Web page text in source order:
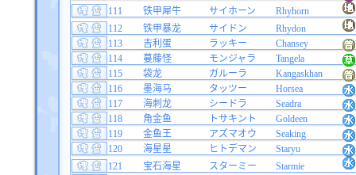
111
铁甲犀牛 サイホーン
Rhyhorn
112
铁甲暴龙 サイドン
Rhydon
113
吉利蛋 ラッキー
Chansey
114
蔓藤怪 モンジャラ
Tangela
115
袋龙 ガルーラ
Kangaskhan
116
墨海马 タッツー
Horsea
117
海刺龙 シードラ
Seadra
118
角金鱼 トサキント
Goldeen
119
金鱼王 アズマオウ
Seaking
120
海星星 ヒトデマン
Staryu
121
宝石海星 スターミー
Starmie